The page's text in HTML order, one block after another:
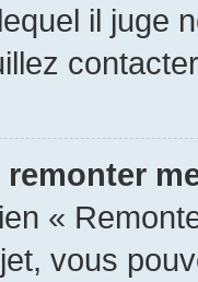
il juge
«
vous